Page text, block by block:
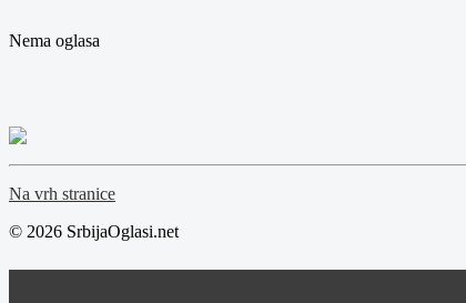
Nema oglasa
Na vrh stranice
© 2026 SrbijaOglasi.net